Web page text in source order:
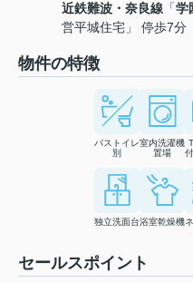
近鉄難波・奈良線 「学
営平城住宅」 停歩7分
物件の特徴
バストイレ
別
室内洗濯機
置場
独立洗面台浴室乾燥機
セールスポイント